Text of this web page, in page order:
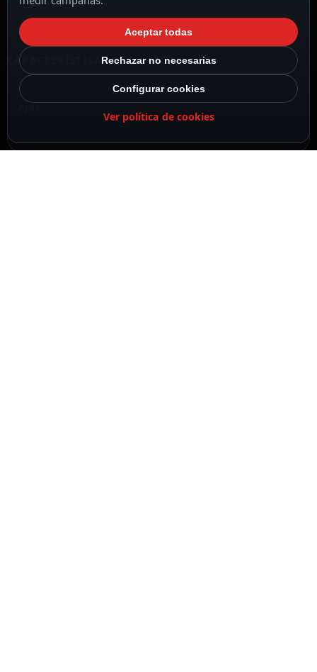
CARACTERÍSTICAS DESTACADAS
VER TODAS LAS CARACTERÍSTICAS
Ajax
Aceptar todas
Rechazar no necesarias
Configurar cookies
Ver política de cookies